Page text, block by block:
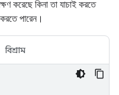
করেছে কিনা তা যাচাই করতে
পারেন।
বিশ্রাম